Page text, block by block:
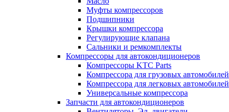
Муфты компрессоров
Подшипники
Крышки компрессора
Регулирующие клапана
Сальники и ремкомплекты
Компрессоры для автокондиционеров
Компрессоры KTC Parts
Компрессора для грузовых автомобилей
Компрессора для легковых автомобилей
Универсальные компрессора
Запчасти для автокондиционеров